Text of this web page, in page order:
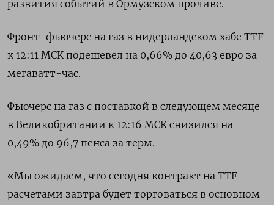
‌развития событий в Ормузском проливе.
Фронт-фьючерс на газ в нидерландском хабе TTF
к 12:11 МСК подешевел на 0,66% до ​40,63 евро за
мегаватт-час.
Фьючерс ​на ​газ с поставкой ⁠в следующем месяце
в Великобритании к ‌12:16 МСК снизился на
‌0,49% до 96,7 пенса за терм.
«Мы ожидаем, что сегодня контракт ​на TTF
расчетами завтра будет торговаться в ‌основном